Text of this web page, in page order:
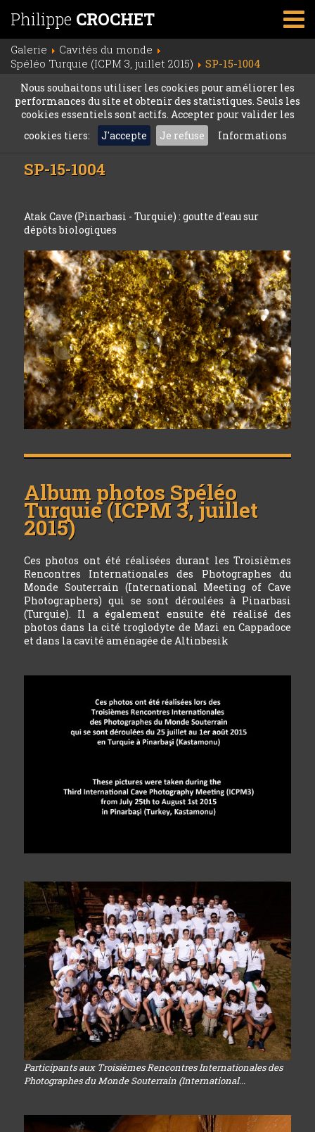
Philippe CROCHET
Galerie
Cavités du monde
Spéléo Turquie (ICPM 3, juillet 2015)
SP-15-1004
Nous souhaitons utiliser les cookies pour améliorer les
performances du site et obtenir des statistiques. Seuls les
cookies essentiels sont actifs. Accepter pour valider les
cookies tiers:
J'accepte Je refuse Informations
SP-15-1004
Atak Cave (Pinarbasi - Turquie) : goutte d'eau sur
dépôts biologiques
Album photos Spéléo
Turquie (ICPM 3, juillet
2015)
Ces photos ont été réalisées durant les Troisièmes
Rencontres Internationales des Photographes du
Monde Souterrain (International Meeting of Cave
Photographers) qui se sont déroulées à Pinarbasi
(Turquie). Il a également ensuite été réalisé des
photos dans la cité troglodyte de Mazi en Cappadoce
et dans la cavité aménagée de Altinbesik
Participants aux Troisièmes Rencontres Internationales des
Photographes du Monde Souterrain (International...